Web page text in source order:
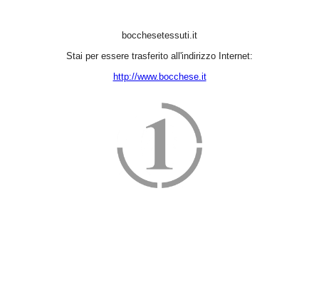
bocchesetessuti.it
Stai per essere trasferito all'indirizzo Internet:
http://www.bocchese.it